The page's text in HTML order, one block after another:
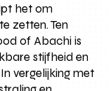
het om
zetten. Ten
of Abachi is
stijfheid en
vergelijking met